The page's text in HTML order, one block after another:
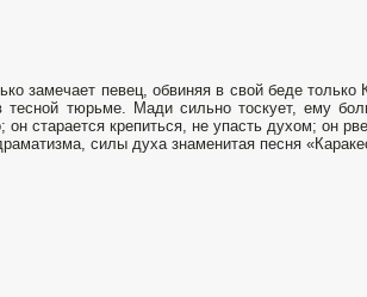
замечает певец, обвиняя в свой беде только
тюрьме. Мади сильно тоскует, ему
старается крепиться, не упасть духом; он
силы духа знаменитая песня